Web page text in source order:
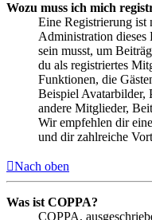
Wozu muss ich mich
Eine Registrierung
Administration dieses
sein musst, um
du als registriertes
Funktionen, die
Beispiel Avatarbilder,
andere Mitglieder,
Wir empfehlen dir
und dir zahlreiche
Nach oben
Was ist COPPA?
COPPA,